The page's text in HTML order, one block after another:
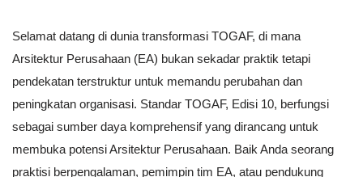
Selamat datang di dunia transformasi TOGAF, di mana
Arsitektur Perusahaan (EA) bukan sekadar praktik tetapi
pendekatan terstruktur untuk memandu perubahan dan
peningkatan organisasi. Standar TOGAF, Edisi 10, berfungsi
sebagai sumber daya komprehensif yang dirancang untuk
membuka potensi Arsitektur Perusahaan. Baik Anda seorang
praktisi berpengalaman, pemimpin tim EA, atau pendukung